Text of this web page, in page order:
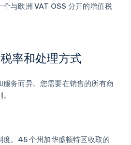
个与欧洲 VAT OSS 分开的增值税
率和处理方式
服务而异。您需要在销售的所有商
度。45 个州加华盛顿特区收取的